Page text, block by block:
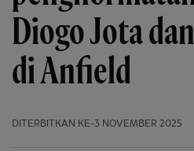
Diogo Jota
di Anfield
DITERBITKAN KE-3 NOVEMBER 2025